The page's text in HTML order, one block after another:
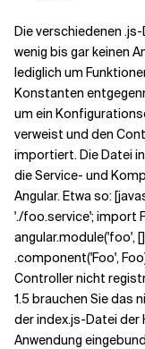
Die verschiedenen
wenig bis gar keinen
lediglich um
Konstanten
um ein
verweist und den
importiert. Die Datei
die Service- und
Angular. Etwa so:
'./foo.service'; import
angular.module('foo',
.component('Foo',
Controller nicht
1.5 brauchen Sie das
der index.js-Datei der
Anwendung